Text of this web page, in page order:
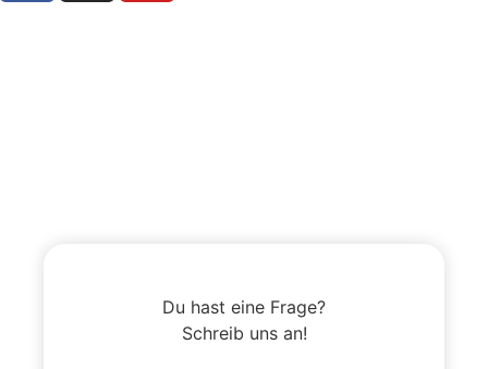
Du hast eine Frage?
Schreib uns an!